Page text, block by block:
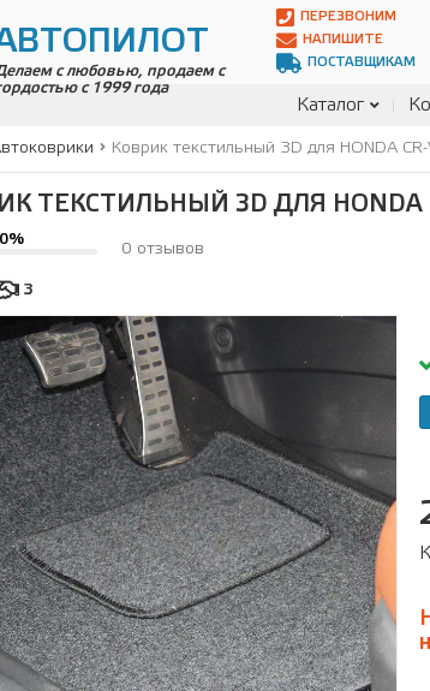
с любовью, продаем с
с 1999 года
ПЕРЕЗВОНИМ
НАПИШИТЕ
ПОСТАВЩИКАМ
Каталог
Коврик текстильный 3D для HONDA
ТЕКСТИЛЬНЫЙ 3D ДЛЯ HONDA
0 отзывов
3